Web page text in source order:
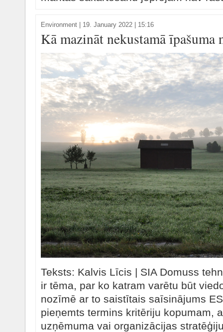
Environment 19. January 2022 | 15:16
Kā mazināt nekustamā īpašuma
Teksts: Kalvis Līcis | SIA Domuss
ir tēma, par ko katram varētu būt
nozīmē ar to saistītais saīsinājums
pieņemts termins kritēriju kopumam,
uzņēmuma vai organizācijas